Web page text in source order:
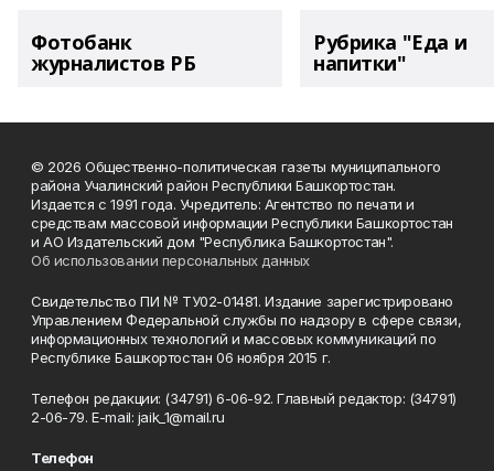
Фотобанк
журналистов РБ
Рубрика "Еда и
напитки"
© 2026 Общественно-политическая газеты муниципального
района Учалинский район Республики Башкортостан.
Издается с 1991 года. Учредитель: Агентство по печати и
средствам массовой информации Республики Башкортостан
и АО Издательский дом "Республика Башкортостан".
Об использовании персональных данных
Свидетельство ПИ № ТУ02-01481. Издание зарегистрировано
Управлением Федеральной службы по надзору в сфере связи,
информационных технологий и массовых коммуникаций по
Республике Башкортостан 06 ноября 2015 г.
Телефон редакции: (34791) 6-06-92. Главный редактор: (34791)
2-06-79. Е-mаil: jaik_1@mail.ru
Телефон